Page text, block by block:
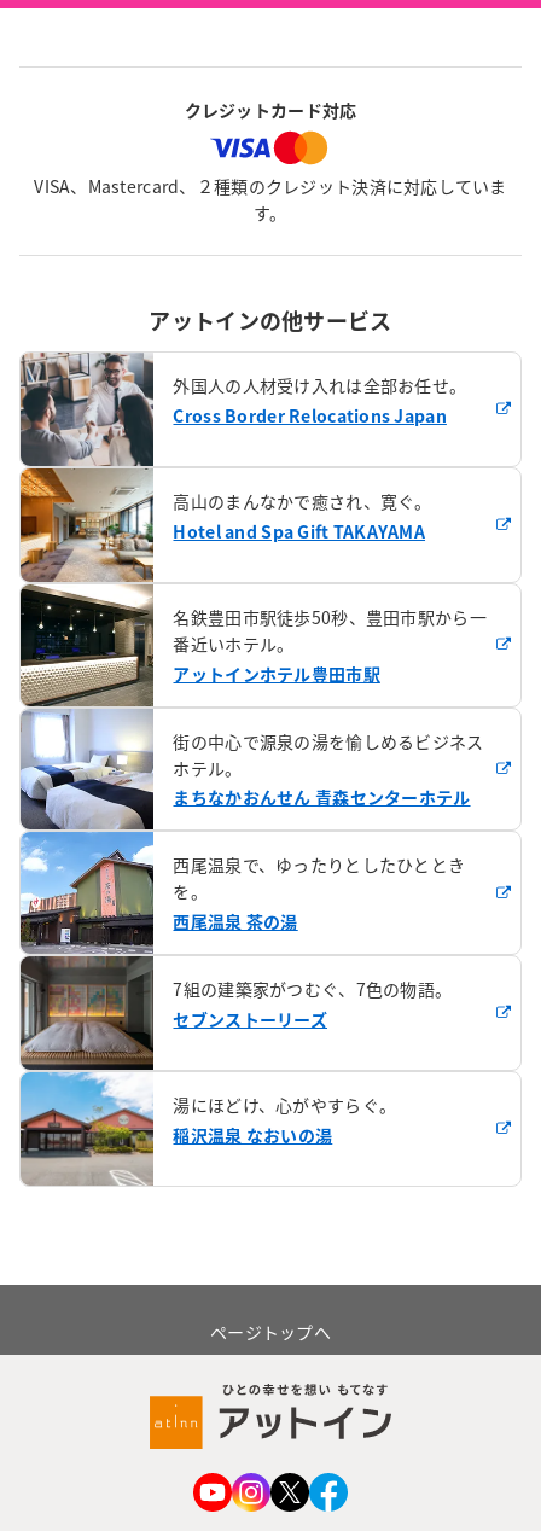
クレジットカード対応
VISA、Mastercard、２種類のクレジット決済に対応していま
す。
アットインの他サービス
外国人の人材受け入れは全部お任せ。
Cross Border Relocations Japan
高山のまんなかで癒され、寛ぐ。
Hotel and Spa Gift TAKAYAMA
名鉄豊田市駅徒歩50秒、豊田市駅から一
番近いホテル。
アットインホテル豊田市駅
街の中心で源泉の湯を愉しめるビジネス
ホテル。
まちなかおんせん 青森センターホテル
西尾温泉で、ゆったりとしたひととき
を。
西尾温泉 茶の湯
7組の建築家がつむぐ、7色の物語。
セブンストーリーズ
湯にほどけ、心がやすらぐ。
稲沢温泉 なおいの湯
ページトップへ